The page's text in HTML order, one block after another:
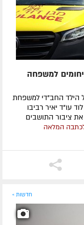
למשפחה
הילד החב"די למשפחת
עו"ד יאיר רביבו
את ציבור התושבים
לכתבה המלאה
חדשות »